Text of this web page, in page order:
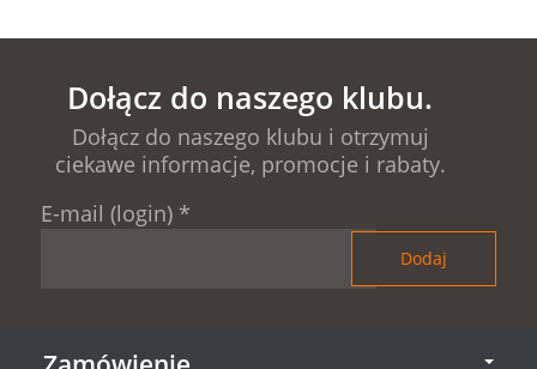
Dołącz do naszego klubu.
Dołącz do naszego klubu i otrzymuj
ciekawe informacje, promocje i rabaty.
E-mail (login) *